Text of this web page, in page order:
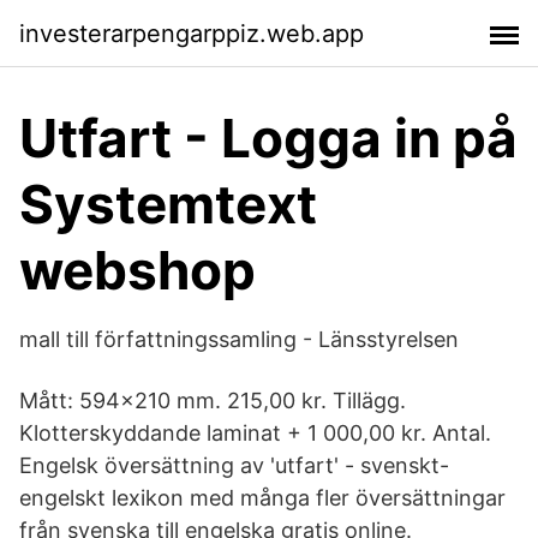
investerarpengarppiz.web.app
Utfart - Logga in på
Systemtext
webshop
mall till författningssamling - Länsstyrelsen
Mått: 594x210 mm. 215,00 kr. Tillägg.
Klotterskyddande laminat + 1 000,00 kr. Antal.
Engelsk översättning av 'utfart' - svenskt-
engelskt lexikon med många fler översättningar
från svenska till engelska gratis online.